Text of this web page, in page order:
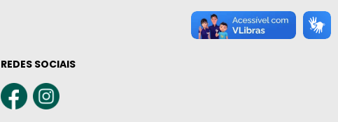
REDES SOCIAIS